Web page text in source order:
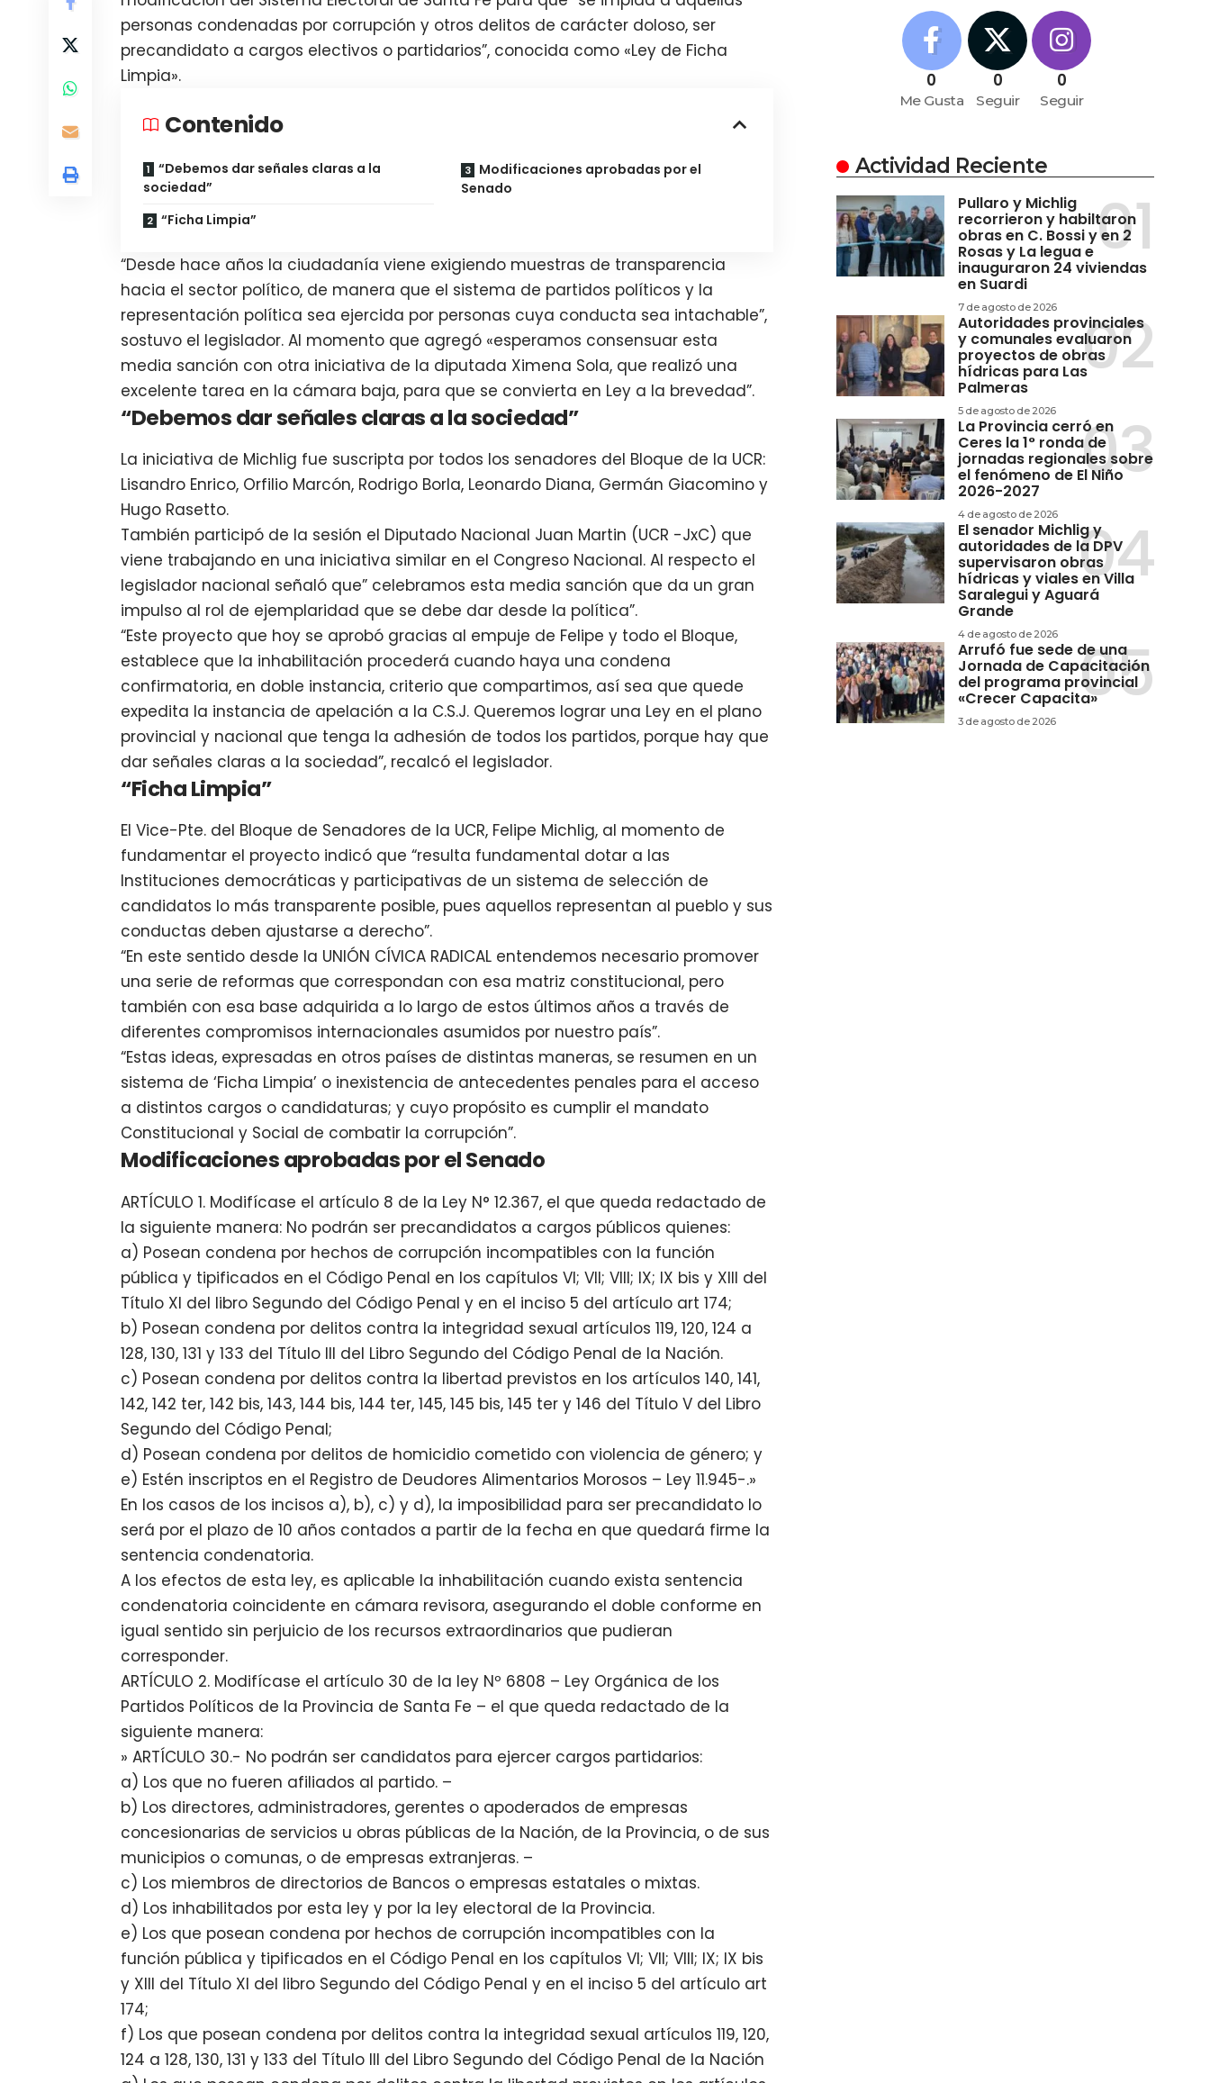
personas condenadas por corrupción y otros delitos de carácter doloso, ser
precandidato a cargos electivos o partidarios”, conocida como «Ley de Ficha
Limpia».
Contenido
“Debemos dar señales claras a la
sociedad”
“Ficha Limpia”
Modificaciones aprobadas por el
Senado
“Desde hace años la ciudadanía viene exigiendo muestras de transparencia
hacia el sector político, de manera que el sistema de partidos políticos y la
representación política sea ejercida por personas cuya conducta sea intachable”,
sostuvo el legislador. Al momento que agregó «esperamos consensuar esta
media sanción con otra iniciativa de la diputada Ximena Sola, que realizó una
excelente tarea en la cámara baja, para que se convierta en Ley a la brevedad”.
“Debemos dar señales claras a la sociedad”
La iniciativa de Michlig fue suscripta por todos los senadores del Bloque de la UCR:
Lisandro Enrico, Orfilio Marcón, Rodrigo Borla, Leonardo Diana, Germán Giacomino y
Hugo Rasetto.
También participó de la sesión el Diputado Nacional Juan Martin (UCR -JxC) que
viene trabajando en una iniciativa similar en el Congreso Nacional. Al respecto el
legislador nacional señaló que” celebramos esta media sanción que da un gran
impulso al rol de ejemplaridad que se debe dar desde la política”.
“Este proyecto que hoy se aprobó gracias al empuje de Felipe y todo el Bloque,
establece que la inhabilitación procederá cuando haya una condena
confirmatoria, en doble instancia, criterio que compartimos, así sea que quede
expedita la instancia de apelación a la C.S.J. Queremos lograr una Ley en el plano
provincial y nacional que tenga la adhesión de todos los partidos, porque hay que
dar señales claras a la sociedad”, recalcó el legislador.
“Ficha Limpia”
El Vice-Pte. del Bloque de Senadores de la UCR, Felipe Michlig, al momento de
fundamentar el proyecto indicó que “resulta fundamental dotar a las
Instituciones democráticas y participativas de un sistema de selección de
candidatos lo más transparente posible, pues aquellos representan al pueblo y sus
conductas deben ajustarse a derecho”.
“En este sentido desde la UNIÓN CÍVICA RADICAL entendemos necesario promover
una serie de reformas que correspondan con esa matriz constitucional, pero
también con esa base adquirida a lo largo de estos últimos años a través de
diferentes compromisos internacionales asumidos por nuestro país”.
“Estas ideas, expresadas en otros países de distintas maneras, se resumen en un
sistema de ‘Ficha Limpia’ o inexistencia de antecedentes penales para el acceso
a distintos cargos o candidaturas; y cuyo propósito es cumplir el mandato
Constitucional y Social de combatir la corrupción”.
Modificaciones aprobadas por el Senado
ARTÍCULO 1. Modifícase el artículo 8 de la Ley N° 12.367, el que queda redactado de
la siguiente manera: No podrán ser precandidatos a cargos públicos quienes:
a) Posean condena por hechos de corrupción incompatibles con la función
pública y tipificados en el Código Penal en los capítulos VI; VII; VIII; IX; IX bis y XIII del
Título XI del libro Segundo del Código Penal y en el inciso 5 del artículo art 174;
b) Posean condena por delitos contra la integridad sexual artículos 119, 120, 124 a
128, 130, 131 y 133 del Título III del Libro Segundo del Código Penal de la Nación.
c) Posean condena por delitos contra la libertad previstos en los artículos 140, 141,
142, 142 ter, 142 bis, 143, 144 bis, 144 ter, 145, 145 bis, 145 ter y 146 del Título V del Libro
Segundo del Código Penal;
d) Posean condena por delitos de homicidio cometido con violencia de género; y
e) Estén inscriptos en el Registro de Deudores Alimentarios Morosos – Ley 11.945-.»
En los casos de los incisos a), b), c) y d), la imposibilidad para ser precandidato lo
será por el plazo de 10 años contados a partir de la fecha en que quedará firme la
sentencia condenatoria.
A los efectos de esta ley, es aplicable la inhabilitación cuando exista sentencia
condenatoria coincidente en cámara revisora, asegurando el doble conforme en
igual sentido sin perjuicio de los recursos extraordinarios que pudieran
corresponder.
ARTÍCULO 2. Modifícase el artículo 30 de la ley Nº 6808 – Ley Orgánica de los
Partidos Políticos de la Provincia de Santa Fe – el que queda redactado de la
siguiente manera:
» ARTÍCULO 30.- No podrán ser candidatos para ejercer cargos partidarios:
a) Los que no fueren afiliados al partido. –
b) Los directores, administradores, gerentes o apoderados de empresas
concesionarias de servicios u obras públicas de la Nación, de la Provincia, o de sus
municipios o comunas, o de empresas extranjeras. –
c) Los miembros de directorios de Bancos o empresas estatales o mixtas.
d) Los inhabilitados por esta ley y por la ley electoral de la Provincia.
e) Los que posean condena por hechos de corrupción incompatibles con la
función pública y tipificados en el Código Penal en los capítulos VI; VII; VIII; IX; IX bis
y XIII del Título XI del libro Segundo del Código Penal y en el inciso 5 del artículo art
174;
f) Los que posean condena por delitos contra la integridad sexual artículos 119, 120,
124 a 128, 130, 131 y 133 del Título III del Libro Segundo del Código Penal de la Nación
0
Me Gusta
0
Seguir
0
Seguir
Actividad Reciente
Pullaro y Michlig
recorrieron y habiltaron
obras en C. Bossi y en 2
Rosas y La legua e
inauguraron 24 viviendas
en Suardi
7 de agosto de 2026
Autoridades provinciales
y comunales evaluaron
proyectos de obras
hídricas para Las
Palmeras
5 de agosto de 2026
La Provincia cerró en
Ceres la 1° ronda de
jornadas regionales sobre
el fenómeno de El Niño
2026-2027
4 de agosto de 2026
El senador Michlig y
autoridades de la DPV
supervisaron obras
hídricas y viales en Villa
Saralegui y Aguará
Grande
4 de agosto de 2026
Arrufó fue sede de una
Jornada de Capacitación
del programa provincial
«Crecer Capacita»
3 de agosto de 2026